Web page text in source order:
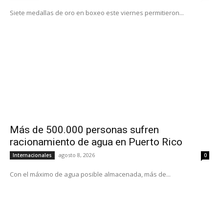
Siete medallas de oro en boxeo este viernes permitieron...
Más de 500.000 personas sufren
racionamiento de agua en Puerto Rico
Internacionales agosto 8, 2026 0
Con el máximo de agua posible almacenada, más de...